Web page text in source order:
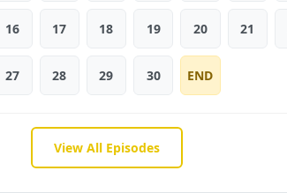
16 17 18 19 20 21
27 28 29 30 END
View All Episodes